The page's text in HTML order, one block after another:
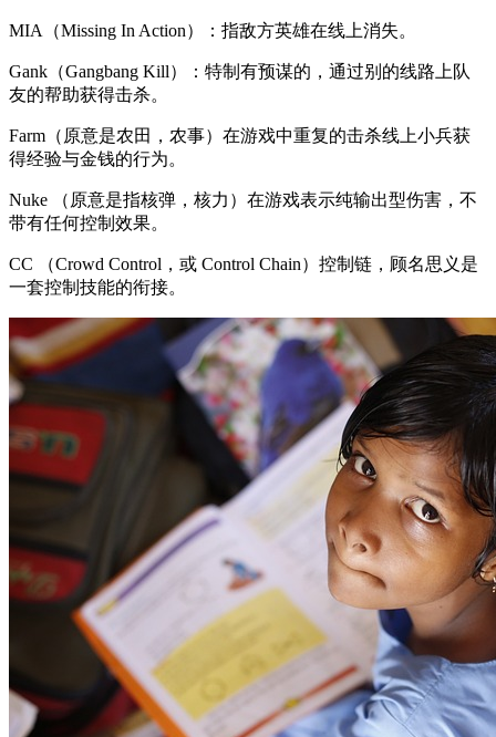
MIA（Missing In Action）：指敌方英雄在线上消失。
Gank（Gangbang Kill）：特制有预谋的，通过别的线路上队
友的帮助获得击杀。
Farm（原意是农田，农事）在游戏中重复的击杀线上小兵获
得经验与金钱的行为。
Nuke （原意是指核弹，核力）在游戏表示纯输出型伤害，不
带有任何控制效果。
CC （Crowd Control，或 Control Chain）控制链，顾名思义是
一套控制技能的衔接。